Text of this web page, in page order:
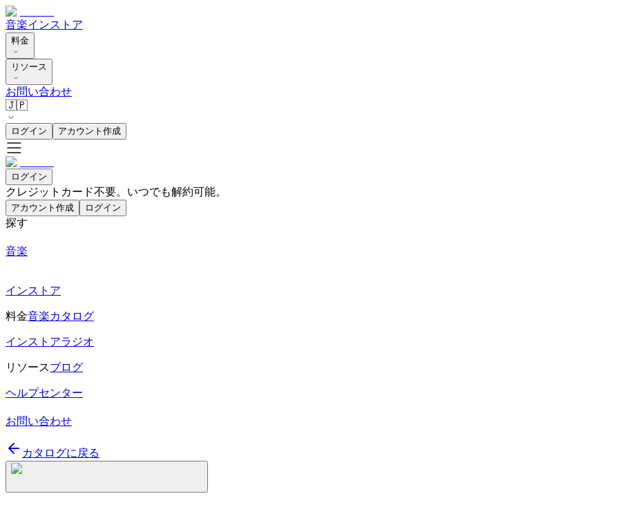
音楽インストア
料金
リソース
お問い合わせ
🇯🇵
ログイン アカウント作成
ログイン
クレジットカード不要。いつでも解約可能。
アカウント作成 ログイン
探す
音楽
インストア
料金音楽カタログ
インストアラジオ
リソースブログ
ヘルプセンター
お問い合わせ
カタログに戻る